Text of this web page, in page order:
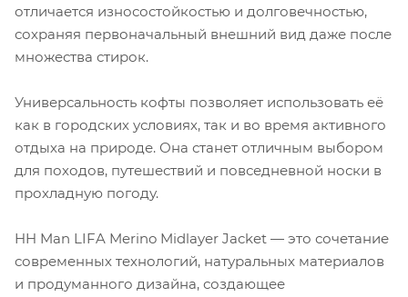
отличается износостойкостью и долговечностью,
сохраняя первоначальный внешний вид даже после
множества стирок.
Универсальность кофты позволяет использовать её
как в городских условиях, так и во время активного
отдыха на природе. Она станет отличным выбором
для походов, путешествий и повседневной носки в
прохладную погоду.
HH Man LIFA Merino Midlayer Jacket — это сочетание
современных технологий, натуральных материалов
и продуманного дизайна, создающее